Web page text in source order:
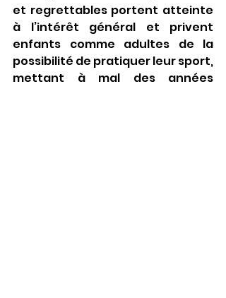
et regrettables portent atteinte
à l’intérêt général et privent
enfants comme adultes de la
possibilité de pratiquer leur sport,
mettant à mal des années